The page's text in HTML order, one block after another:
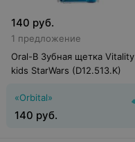
140 руб.
1 предложение
Oral-B Зубная щетка Vitality
kids StarWars (D12.513.K)
«Orbital»
140 руб.